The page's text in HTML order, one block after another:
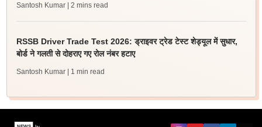
Santosh Kumar | 2 mins read
RSSB Driver Trade Test 2026: ड्राइवर ट्रेड टेस्ट शेड्यूल में सुधार,
बोर्ड ने गलती से दोहराए गए रोल नंबर हटाए
Santosh Kumar | 1 min read